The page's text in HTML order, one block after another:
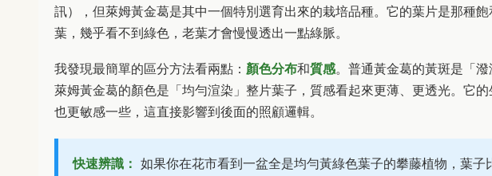
訊），但萊姆黃金葛是其中一個特別選育出來的栽培品種。它的葉片是那種
葉，幾乎看不到綠色，老葉才會慢慢透出一點綠脈。
我發現最簡單的區分方法看兩點： 顏色分布和質感。普通黃金葛的黃斑是「
萊姆黃金葛的顏色是「均勻渲染」整片葉子，質感看起來更薄、更透光。它
也更敏感一些，這直接影響到後面的照顧邏輯。
快速辨識： 如果你在花市看到一盆全是均勻黃綠色葉子的攀藤植物，葉